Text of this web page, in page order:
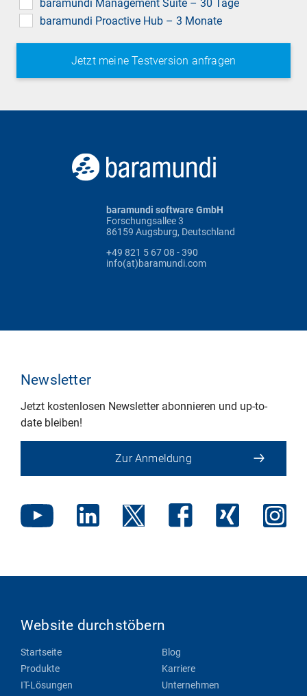
baramundi Management Suite – 30 Tage
baramundi Proactive Hub – 3 Monate
baramundi software GmbH
Forschungsallee 3
86159 Augsburg, Deutschland
+49 821 5 67 08 - 390
info(at)baramundi.com
Newsletter
Jetzt kostenlosen Newsletter abonnieren und up-to-
date bleiben!
Zur Anmeldung
Website durchstöbern
Startseite
Produkte
IT-Lösungen
Blog
Karriere
Unternehmen